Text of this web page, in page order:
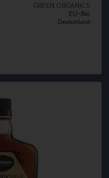
GREEN ORGANICS
EU-Bio
Deutschland